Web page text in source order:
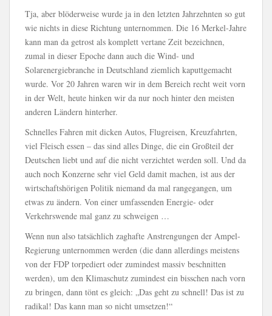
Tja, aber blöderweise wurde ja in den letzten Jahrzehnten so gut
wie nichts in diese Richtung unternommen. Die 16 Merkel-Jahre
kann man da getrost als komplett vertane Zeit bezeichnen,
zumal in dieser Epoche dann auch die Wind- und
Solarenergiebranche in Deutschland ziemlich kaputtgemacht
wurde. Vor 20 Jahren waren wir in dem Bereich recht weit vorn
in der Welt, heute hinken wir da nur noch hinter den meisten
anderen Ländern hinterher.
Schnelles Fahren mit dicken Autos, Flugreisen, Kreuzfahrten,
viel Fleisch essen – das sind alles Dinge, die ein Großteil der
Deutschen liebt und auf die nicht verzichtet werden soll. Und da
auch noch Konzerne sehr viel Geld damit machen, ist aus der
wirtschaftshörigen Politik niemand da mal rangegangen, um
etwas zu ändern. Von einer umfassenden Energie- oder
Verkehrswende mal ganz zu schweigen …
Wenn nun also tatsächlich zaghafte Anstrengungen der Ampel-
Regierung unternommen werden (die dann allerdings meistens
von der FDP torpediert oder zumindest massiv beschnitten
werden), um den Klimaschutz zumindest ein bisschen nach vorn
zu bringen, dann tönt es gleich: „Das geht zu schnell! Das ist zu
radikal! Das kann man so nicht umsetzen!“